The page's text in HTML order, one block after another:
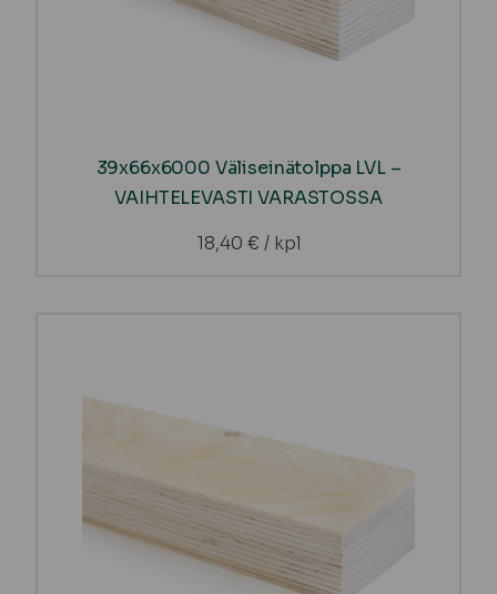
39x66x6000 Väliseinätolppa LVL –
VAIHTELEVASTI VARASTOSSA
18,40 € / kpl